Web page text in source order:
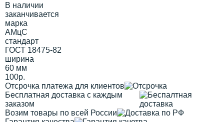
В наличии
заканчивается
марка
АМцС
стандарт
ГОСТ 18475-82
ширина
60 мм
100р.
Отсрочка платежа для клиентов
Бесплатная доставка с каждым
заказом
Возим товары по всей России